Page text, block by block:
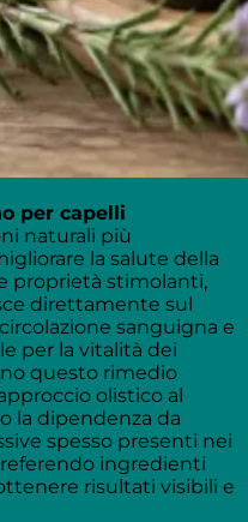
per capelli
naturali più
la salute della
proprietà stimolanti,
direttamente sul
sanguigna e
per la vitalità dei
questo rimedio
olistico al
la dipendenza da
spesso presenti nei
ingredienti
risultati visibili e